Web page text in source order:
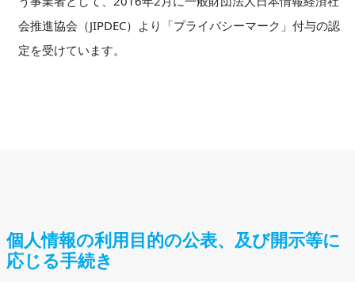
会推進協会（JIPDEC）より「プライバシーマーク」付与の認
定を受けています。
個人情報の利用目的の公表、及び開示等に
応じる手続き